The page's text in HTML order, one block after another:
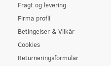
Fragt og levering
Firma profil
Betingelser & Vilkår
Cookies
Returneringsformular